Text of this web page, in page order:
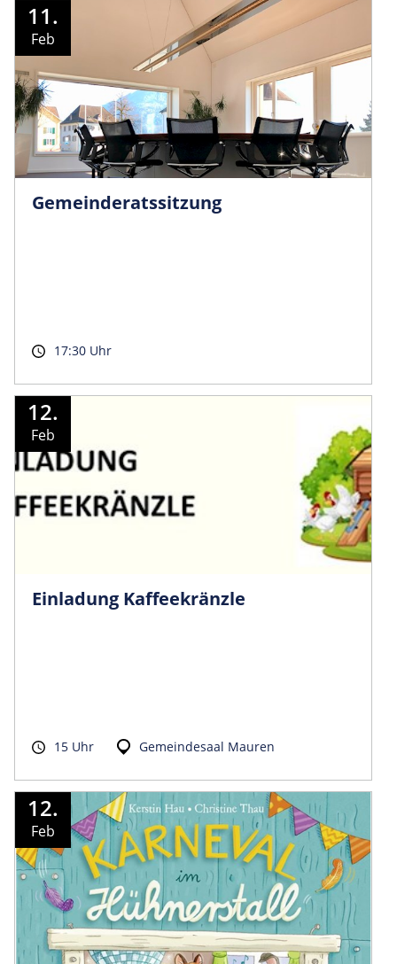
11.
Feb
Gemeinder­atssitzung
17:30 Uhr
12.
Feb
Einladung Kaffeekränzle
15 Uhr Gemeindesaal Mauren
12.
Feb